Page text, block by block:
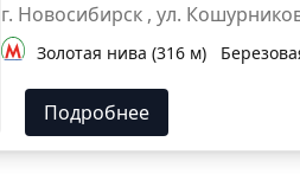
г. Новосибирск , ул.
Золотая нива (316 м)
Подробнее